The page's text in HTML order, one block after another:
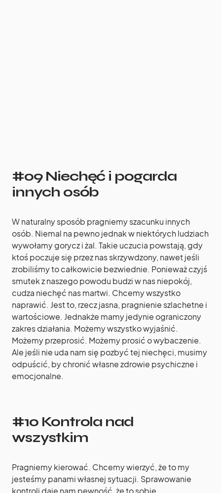
#09 Niechęć i pogarda
innych osób
W naturalny sposób pragniemy szacunku innych
osób. Niemal na pewno jednak w niektórych ludziach
wywołamy gorycz i żal. Takie uczucia powstają, gdy
ktoś poczuje się przez nas skrzywdzony, nawet jeśli
zrobiliśmy to całkowicie bezwiednie. Ponieważ czyjś
smutek z naszego powodu budzi w nas niepokój,
cudza niechęć nas martwi. Chcemy wszystko
naprawić. Jest to, rzecz jasna, pragnienie szlachetne i
wartościowe. Jednakże mamy jedynie ograniczony
zakres działania. Możemy wszystko wyjaśnić.
Możemy przeprosić. Możemy prosić o wybaczenie.
Ale jeśli nie uda nam się pozbyć tej niechęci, musimy
odpuścić, by chronić własne zdrowie psychiczne i
emocjonalne.
#10 Kontrola nad
wszystkim
Pragniemy kierować. Chcemy wierzyć, że to my
jesteśmy panami własnej sytuacji. Sprawowanie
kontroli daje nam pewność, że to sobie